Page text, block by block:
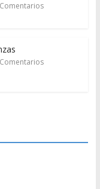
Comentarios
Comentarios